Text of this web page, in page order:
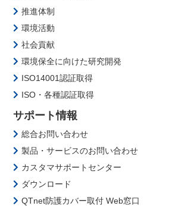
推進体制
環境活動
社会貢献
環境保全に向けた研究開発
ISO14001認証取得
ISO・各種認証取得
サポート情報
総合お問い合わせ
製品・サービスのお問い合わせ
カスタマサポートセンター
ダウンロード
QTnet防護カバー取付 Web窓口